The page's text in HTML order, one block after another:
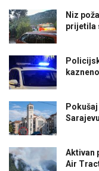
Niz
prijetila
Sarajevu
Aktivan
Air